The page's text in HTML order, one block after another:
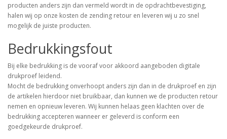
producten anders zijn dan vermeld wordt in de opdrachtbevestiging,
halen wij op onze kosten de zending retour en leveren wij u zo snel
mogelijk de juiste producten.
Bedrukkingsfout
Bij elke bedrukking is de vooraf voor akkoord aangeboden digitale
drukproef leidend.
Mocht de bedrukking onverhoopt anders zijn dan in de drukproef en zijn
de artikelen hierdoor niet bruikbaar, dan kunnen we de producten retour
nemen en opnieuw leveren. Wij kunnen helaas geen klachten over de
bedrukking accepteren wanneer er geleverd is conform een
goedgekeurde drukproef.